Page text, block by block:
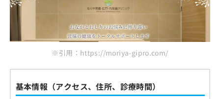
※引用：https://moriya-gipro.com/
基本情報（アクセス、住所、診療時間）